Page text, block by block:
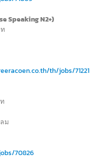
Speaking N2+)
th/jobs/71221
ม
70826